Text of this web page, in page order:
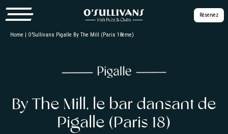
Réservez
Home | O’Sullivans Pigalle By The Mill (Paris 18ème)
By The Mill, le bar dansant de
Pigalle (Paris 18)